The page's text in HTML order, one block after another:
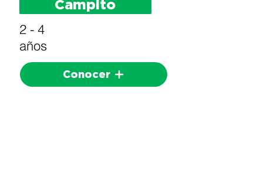
Conocer
2 - 4
años
Campito